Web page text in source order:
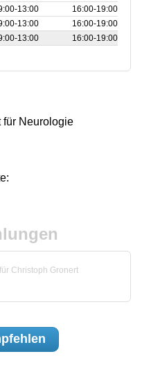
16:00‑19:00
16:00‑19:00
16:00‑19:00
für Neurologie
Christoph Gronert